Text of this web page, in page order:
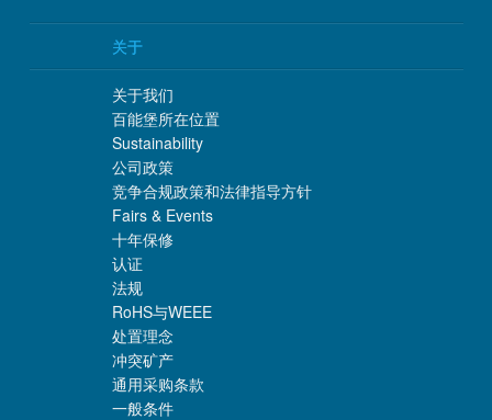
关于
关于我们
百能堡所在位置
Sustainability
公司政策
竞争合规政策和法律指导方针
Fairs & Events
十年保修
认证
法规
RoHS与WEEE
处置理念
冲突矿产
通用采购条款
一般条件